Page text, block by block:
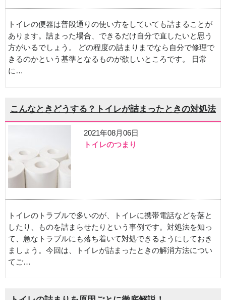
トイレの便器は普段通りの使い方をしていても詰まることが
あります。詰まった場合、できるだけ自分で直したいと思う
方がいるでしょう。 どの程度の詰まりまでなら自分で修理で
きるのかという基準となるものが欲しいところです。 日常
に…
こんなときどうする？トイレが詰まったときの対処法
2021年08月06日
トイレのつまり
トイレのトラブルで多いのが、トイレに携帯電話などを落と
したり、ものを詰まらせたりという事例です。対処法を知っ
て、急なトラブルにも落ち着いて対処できるようにしておき
ましょう。今回は、トイレが詰まったときの解消方法につい
てご…